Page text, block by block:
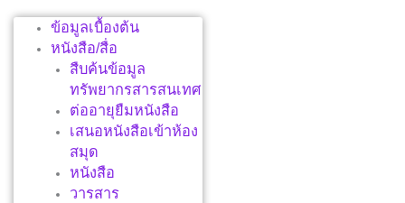
ข้อมูลเบื้องต้น
หนังสือ/สื่อ
สืบค้นข้อมูล
ทรัพยากรสารสนเทศ
ต่ออายุยืมหนังสือ
เสนอหนังสือเข้าห้อง
สมุด
หนังสือ
วารสาร